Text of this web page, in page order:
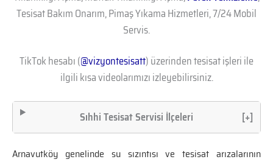
Tesisat Bakım Onarım, Pimaş Yıkama Hizmetleri, 7/24 Mobil
Servis.
TikTok hesabı (@vizyontesisatt) üzerinden tesisat işleri ile
ilgili kısa videolarımızı izleyebilirsiniz.
Sıhhi Tesisat Servisi İlçeleri [+]
Arnavutköy genelinde su sızıntısı ve tesisat arızalarının